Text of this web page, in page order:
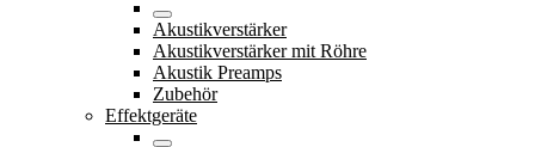
Akustikverstärker
Akustikverstärker mit Röhre
Akustik Preamps
Zubehör
Effektgeräte